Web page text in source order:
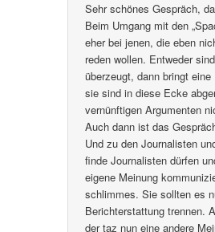
Sehr schönes Gespräch,
Beim Umgang mit den
eher bei jenen, die eben
reden wollen. Entweder
überzeugt, dann bringt
sie sind in diese Ecke
vernünftigen Argumenten
Auch dann ist das
Und zu den Journalisten
finde Journalisten dürfen
eigene Meinung
schlimmes. Sie sollten es
Berichterstattung trennen.
der taz nun eine andere